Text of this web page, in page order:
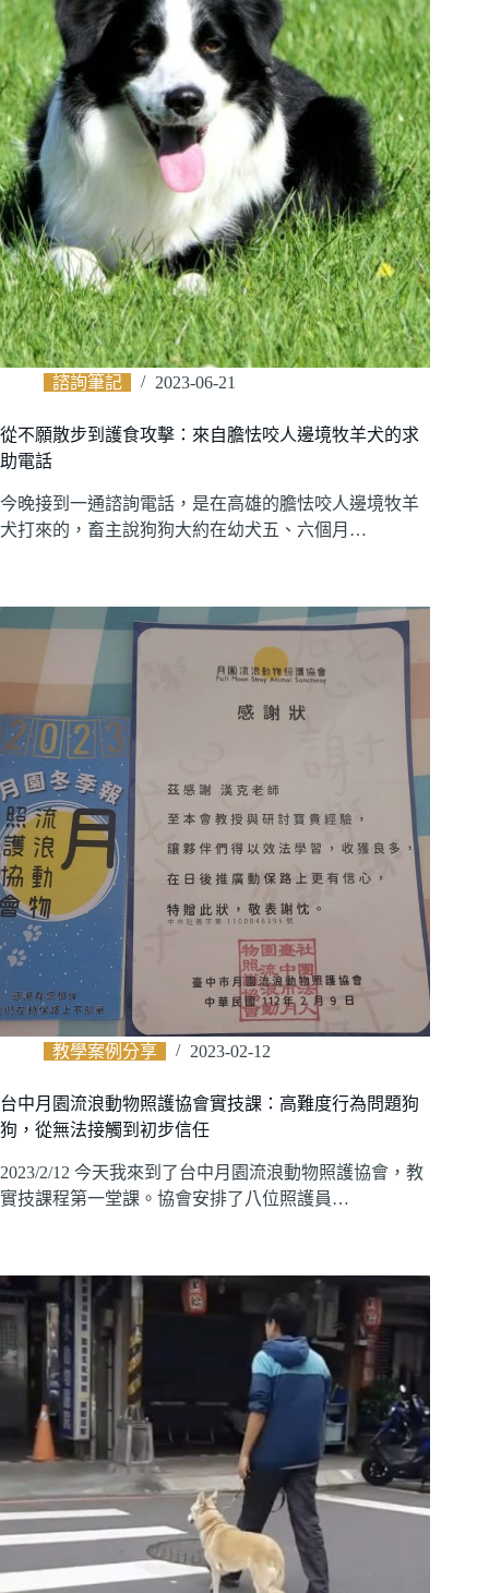
諮詢筆記 2023-06-21
從不願散步到護食攻擊：來自膽怯咬人邊境牧羊犬的求
助電話
今晚接到一通諮詢電話，是在高雄的膽怯咬人邊境牧羊
犬打來的，畜主說狗狗大約在幼犬五、六個月…
教學案例分享 2023-02-12
台中月園流浪動物照護協會實技課：高難度行為問題狗
狗，從無法接觸到初步信任
2023/2/12 今天我來到了台中月園流浪動物照護協會，教
實技課程第一堂課。協會安排了八位照護員…